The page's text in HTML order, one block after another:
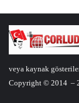
veya kaynak
Copyright © 2014 –